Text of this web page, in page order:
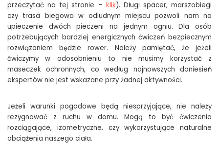
przeczytać na tej stronie – klik). Długi spacer, marszobiegi
czy trasa biegowa w odludnym miejscu pozwoli nam na
upieczenie dwóch pieczeni na jednym ogniu. Dla osób
potrzebujących bardziej energicznych ćwiczeń bezpiecznym
rozwiązaniem będzie rower. Należy pamiętać, że jeżeli
ćwiczymy w odosobnieniu to nie musimy korzystać z
maseczek ochronnych, co według najnowszych doniesień
ekspertów nie jest wskazane przy żadnej aktywności.
Jeżeli warunki pogodowe będą niesprzyjające, nie należy
rezygnować z ruchu w domu. Mogą to być ćwiczenia
rozciągające, izometryczne, czy wykorzystujące naturalne
obciążenia naszego ciała.